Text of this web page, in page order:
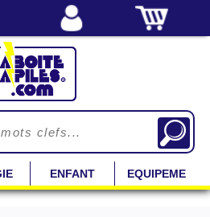
ENFANT EQUIPEMENT